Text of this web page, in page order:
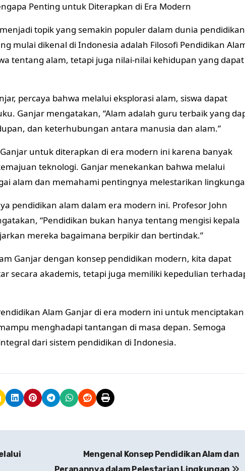
Penting untuk Diterapkan di Era Modern
topik yang semakin populer dalam dunia pendidikan
mulai dikenal di Indonesia adalah Filosofi Pendidikan
tentang alam, tetapi juga nilai-nilai kehidupan yang dapat
percaya bahwa melalui eksplorasi alam, siswa dapat
Ganjar mengatakan, “Alam adalah guru terbaik yang
dan keterhubungan antara manusia dan alam.”
untuk diterapkan di era modern ini karena banyak
teknologi. Ganjar menekankan bahwa melalui
alam dan memahami pentingnya melestarikan
pendidikan alam dalam era modern ini. Profesor John
“Pendidikan bukan hanya tentang mengisi kepala
mereka bagaimana berpikir dan bertindak.”
Ganjar dengan konsep pendidikan modern, kita dapat
secara akademis, tetapi juga memiliki kepedulian
Alam Ganjar di era modern ini untuk menciptakan
menghadapi tantangan di masa depan. Semoga
dari sistem pendidikan di Indonesia.
Mengenal Konsep Pendidikan Alam dan